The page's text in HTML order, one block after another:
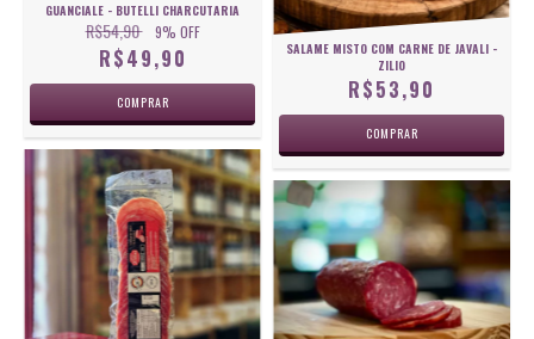
GUANCIALE - BUTELLI CHARCUTARIA
R$54,90 9% OFF
R$49,90
SALAME MISTO COM CARNE DE JAVALI -
ZILIO
R$53,90